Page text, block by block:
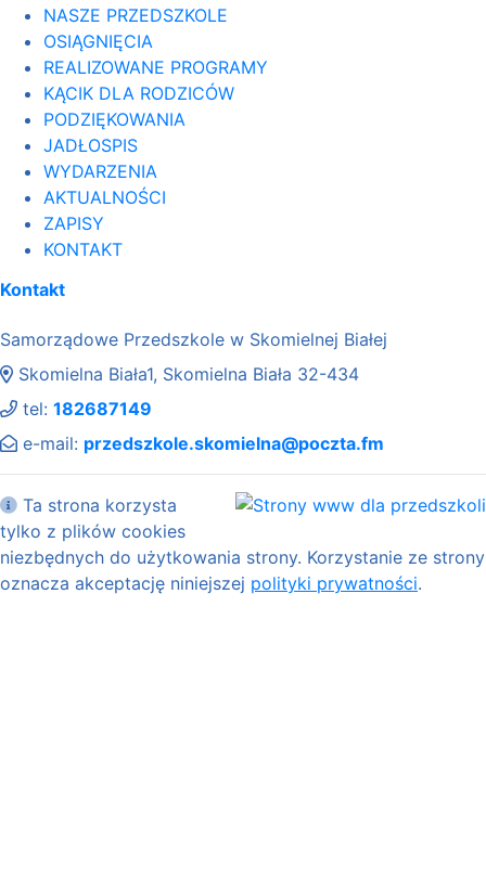
NASZE PRZEDSZKOLE
OSIĄGNIĘCIA
REALIZOWANE PROGRAMY
KĄCIK DLA RODZICÓW
PODZIĘKOWANIA
JADŁOSPIS
WYDARZENIA
AKTUALNOŚCI
ZAPISY
KONTAKT
Kontakt
Samorządowe Przedszkole w Skomielnej Białej
Skomielna Biała1, Skomielna Biała 32-434
tel: 182687149
e-mail: przedszkole.skomielna@poczta.fm
Ta strona korzysta
tylko z plików cookies
niezbędnych do użytkowania strony. Korzystanie ze strony
oznacza akceptację niniejszej polityki prywatności.